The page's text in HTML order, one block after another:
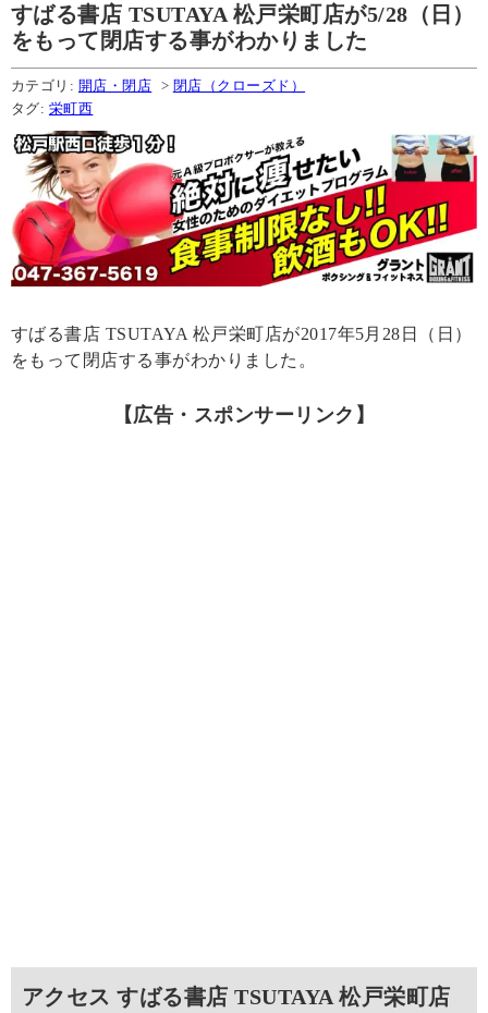
すばる書店 TSUTAYA 松戸栄町店が5/28（日）
をもって閉店する事がわかりました
カテゴリ: 開店・閉店 > 閉店（クローズド）
タグ: 栄町西
すばる書店 TSUTAYA 松戸栄町店が2017年5月28日（日）
をもって閉店する事がわかりました。
【広告・スポンサーリンク】
アクセス すばる書店 TSUTAYA 松戸栄町店